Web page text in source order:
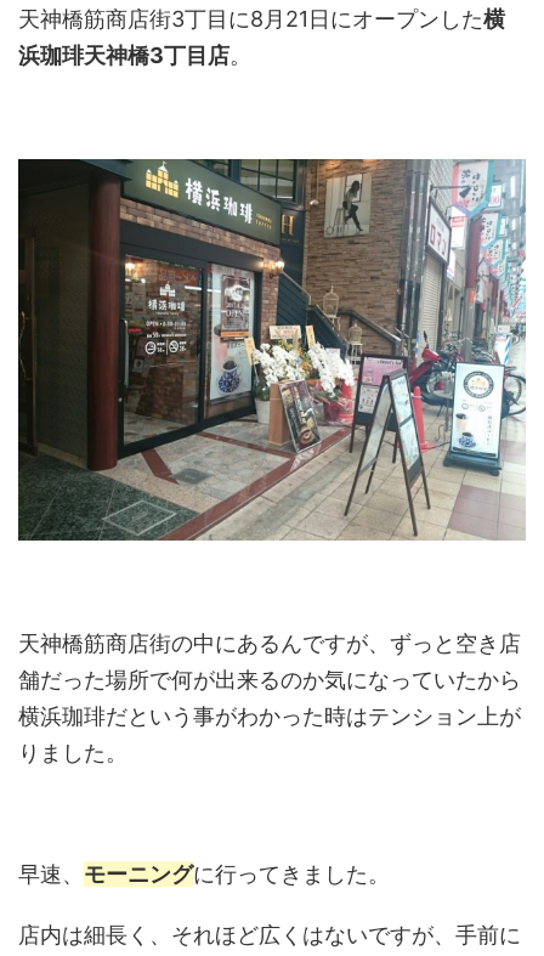
天神橋筋商店街3丁目に8月21日にオープンした横
浜珈琲天神橋3丁目店。
天神橋筋商店街の中にあるんですが、ずっと空き店
舗だった場所で何が出来るのか気になっていたから
横浜珈琲だという事がわかった時はテンション上が
りました。
早速、 モーニングに行ってきました。
店内は細長く、それほど広くはないですが、手前に